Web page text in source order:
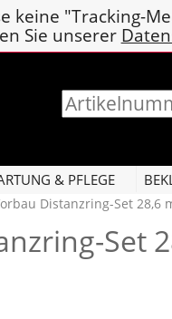
keine "Tracking-
Sie unserer
& PFLEGE
Distanzring-Set 28,6
Set